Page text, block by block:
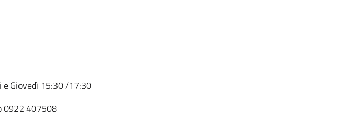
e Giovedì 15:30 /17:30
0922 407508